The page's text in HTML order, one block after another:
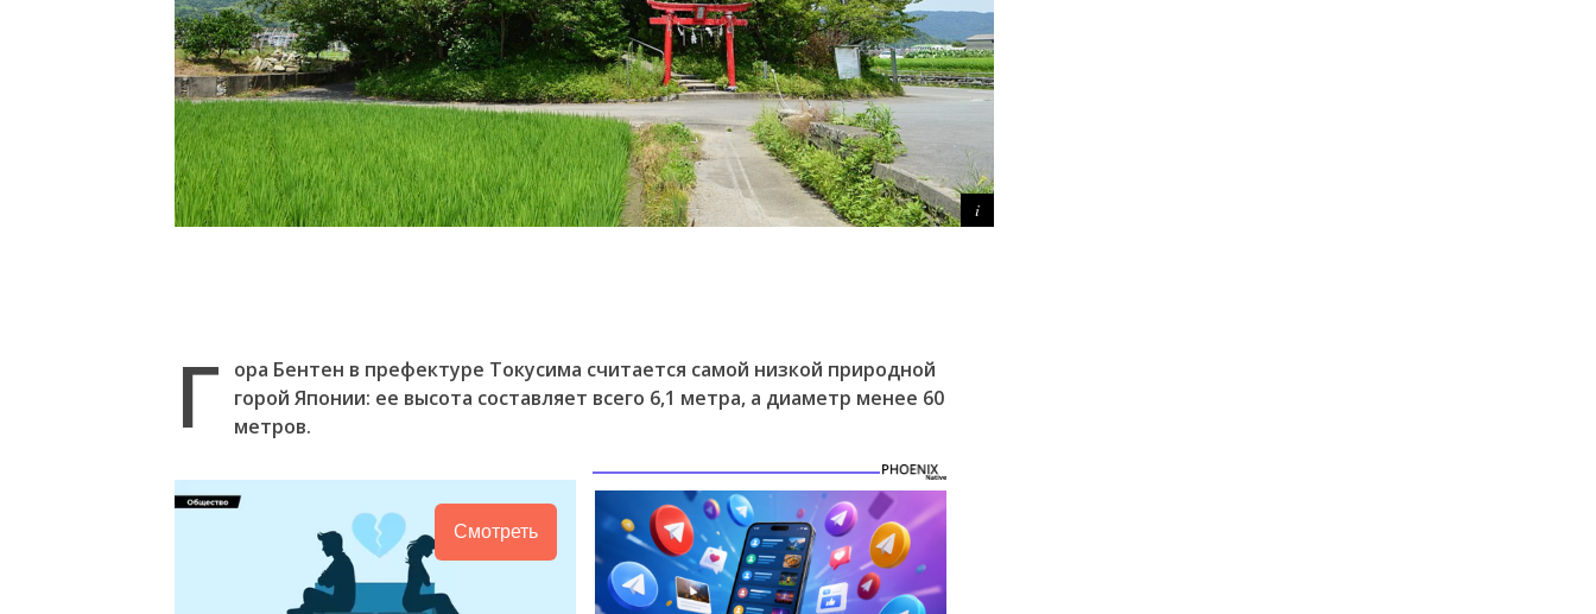
Г
ора Бентен в префектуре Токусима считается самой низкой природной
горой Японии: ее высота составляет всего 6,1 метра, а диаметр менее 60
метров.
Смотреть